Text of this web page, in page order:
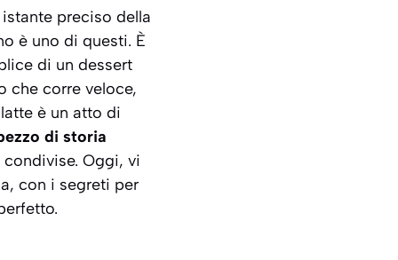
preciso della
è uno di questi. È
di un dessert
che corre veloce,
è un atto di
di storia
Oggi, vi
con i segreti per